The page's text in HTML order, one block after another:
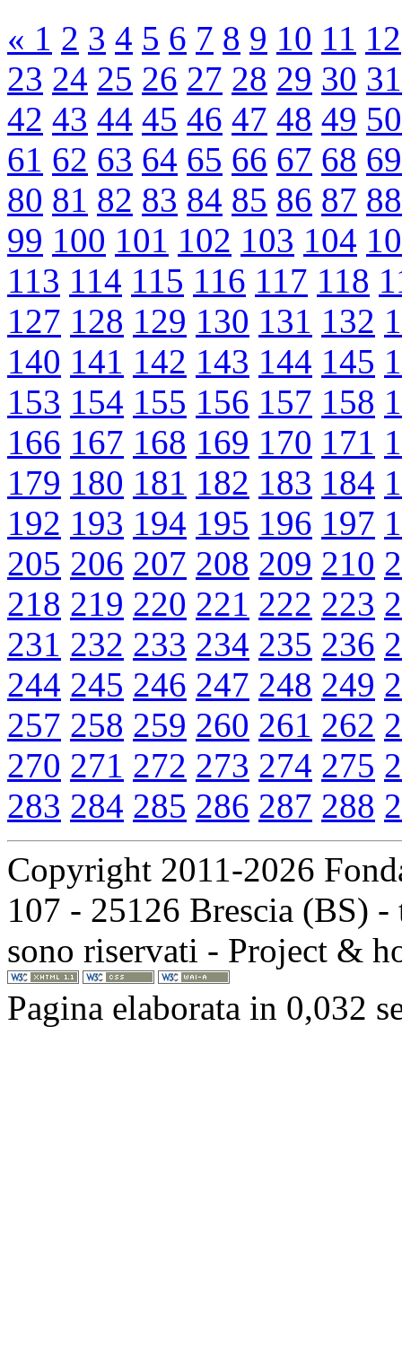
« 1 2 3 4 5 6 7 8 9 10 11 12
23 24 25 26 27 28 29 30 31
42 43 44 45 46 47 48 49 50
61 62 63 64 65 66 67 68 69
80 81 82 83 84 85 86 87 88
99 100 101 102 103 104
113 114 115 116 117 118
127 128 129 130 131 132
140 141 142 143 144 145
153 154 155 156 157 158
166 167 168 169 170 171
179 180 181 182 183 184
192 193 194 195 196 197
205 206 207 208 209 210
218 219 220 221 222 223
231 232 233 234 235 236
244 245 246 247 248 249
257 258 259 260 261 262
270 271 272 273 274 275
283 284 285 286 287 288
Copyright 2011-2026
107 - 25126 Brescia (BS)
sono riservati - Project &
Pagina elaborata in 0,032